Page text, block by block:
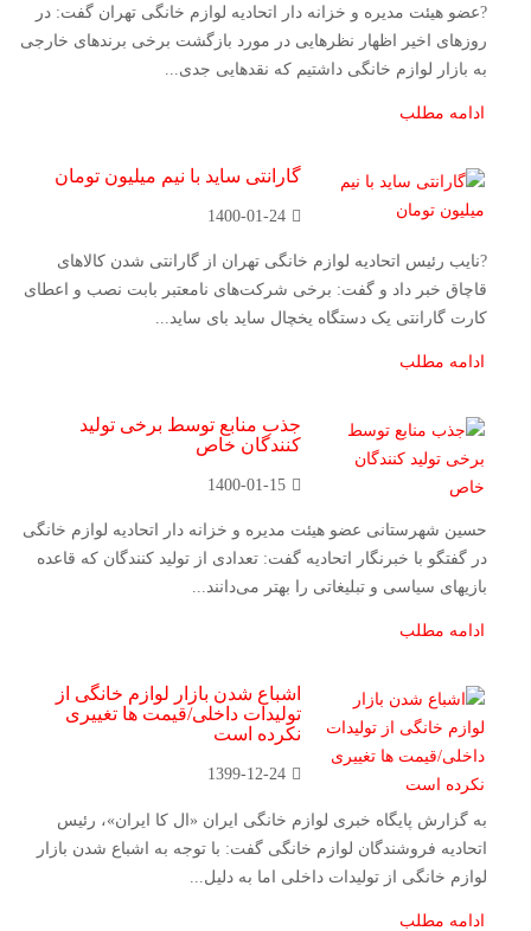
?عضو هیئت مدیره و خزانه دار اتحادیه لوازم خانگی تهران گفت: در
روزهای اخیر اظهار نظرهایی در مورد بازگشت برخی برندهای خارجی
به بازار لوازم خانگی داشتیم که نقدهایی جدی...
ادامه مطلب
گارانتی ساید با نیم میلیون تومان
1400-01-24
?نایب رئیس اتحادیه لوازم خانگی تهران از گارانتی شدن کالاهای
قاچاق خبر داد و گفت: برخی شرکت‌های نامعتبر بابت نصب و اعطای
کارت گارانتی یک دستگاه یخچال ساید بای ساید...
ادامه مطلب
جذب منابع توسط برخی تولید
کنندگان خاص
1400-01-15
حسین شهرستانی عضو هیئت مدیره و خزانه دار اتحادیه لوازم خانگی
در گفتگو با خبرنگار اتحادیه گفت: تعدادی از تولید کنندگان که قاعده
بازیهای سیاسی و تبلیغاتی را بهتر می‌دانند...
ادامه مطلب
اشباع شدن بازار لوازم خانگی از
تولیدات داخلی/قیمت ‌ها تغییری
نکرده‌ است
1399-12-24
به گزارش پایگاه خبری لوازم خانگی ایران «ال کا ایران»، رئیس
اتحادیه فروشندگان لوازم خانگی گفت: با توجه به اشباع شدن بازار
لوازم خانگی از تولیدات داخلی اما به دلیل...
ادامه مطلب